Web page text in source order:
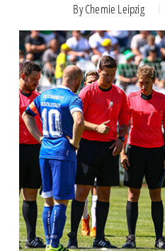
ByChemie Leipzig